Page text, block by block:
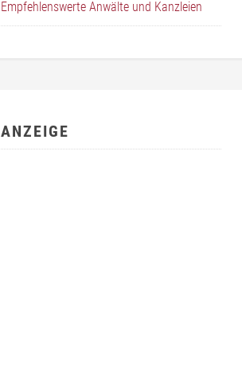
Empfehlenswerte Anwälte und Kanzleien
ANZEIGE